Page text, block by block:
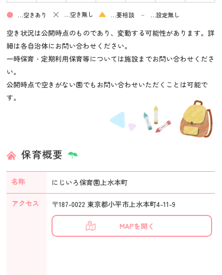
● …空きあり × …空き無し ▲ …要相談 － …設定無し
空き状況は公開時点のものであり、変動する可能性があります。詳
細は各自治体にお問い合わせください。
一時保育・定期利用保育等については施設までお問い合わせくださ
い。
公開時点で空きがない園でもお問い合わせいただくことは可能で
す。
保育概要
名称 にじいろ保育園上水本町
アクセス 〒187-0022 東京都小平市上水本町4-11-9
MAPを開く